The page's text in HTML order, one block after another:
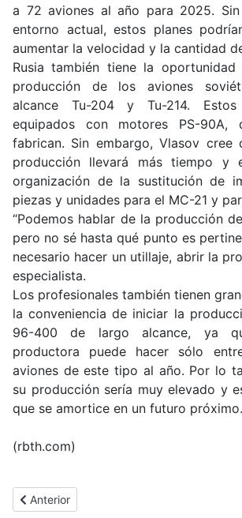
a 72 aviones al año para 2025.
entorno actual, estos planes
aumentar la velocidad y la cantidad
Rusia también tiene la
producción de los aviones
alcance Tu-204 y Tu-214.
equipados con motores PS-90A,
fabrican. Sin embargo, Vlasov cree
producción llevará más tiempo y
organización de la sustitución de
piezas y unidades para el MC-21 y
“Podemos hablar de la producción
pero no sé hasta qué punto es
necesario hacer un utillaje, abrir la
especialista.
Los profesionales también tienen
la conveniencia de iniciar la
96-400 de largo alcance, ya
productora puede hacer sólo
aviones de este tipo al año. Por lo
su producción sería muy elevado y
que se amortice en un futuro próximo.
(rbth.com)
Artículo anterior: La guerra en Ucrania
Anterior